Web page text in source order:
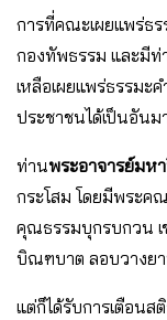
การที่คณะเผยแพร่ธร
กองทัพธรรม และมีท่
เหลือเผยแพร่ธรรมะ
ประชาชนได้เป็นอันม
ท่านพระอาจารย์มห
กระโสม โดยมีพระค
คุณธรรมบุกรบกวน เ
บิณฑบาต ลอบวางย
แต่ก็ได้รับการเตือนส